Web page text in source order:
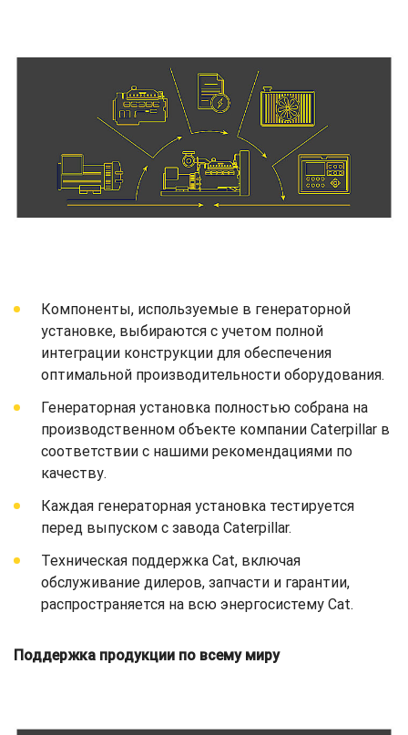
Компоненты, используемые в генераторной
установке, выбираются с учетом полной
интеграции конструкции для обеспечения
оптимальной производительности оборудования.
Генераторная установка полностью собрана на
производственном объекте компании Caterpillar в
соответствии с нашими рекомендациями по
качеству.
Каждая генераторная установка тестируется
перед выпуском с завода Caterpillar.
Техническая поддержка Cat, включая
обслуживание дилеров, запчасти и гарантии,
распространяется на всю энергосистему Cat.
Поддержка продукции по всему миру